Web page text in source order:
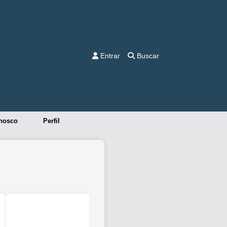
Entrar Buscar
Perfil